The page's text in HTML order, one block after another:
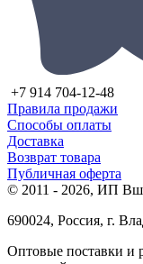
+7 914 704-12-48
Правила продажи
Способы оплаты
Доставка
Возврат товара
Публичная оферта
© 2011 - 2026, ИП
690024, Россия, г.
Оптовые поставки и